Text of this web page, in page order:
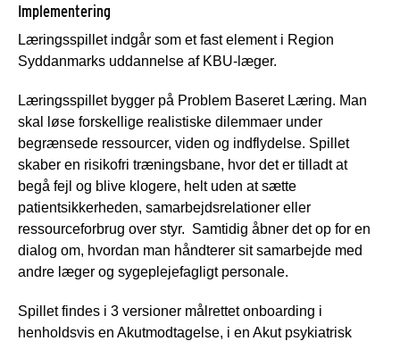
Implementering
Læringsspillet indgår som et fast element i Region
Syddanmarks uddannelse af KBU-læger.
Læringsspillet bygger på Problem Baseret Læring. Man
skal løse forskellige realistiske dilemmaer under
begrænsede ressourcer, viden og indflydelse. Spillet
skaber en risikofri træningsbane, hvor det er tilladt at
begå fejl og blive klogere, helt uden at sætte
patientsikkerheden, samarbejdsrelationer eller
ressourceforbrug over styr. Samtidig åbner det op for en
dialog om, hvordan man håndterer sit samarbejde med
andre læger og sygeplejefagligt personale.
Spillet findes i 3 versioner målrettet onboarding i
henholdsvis en Akutmodtagelse, i en Akut psykiatrisk